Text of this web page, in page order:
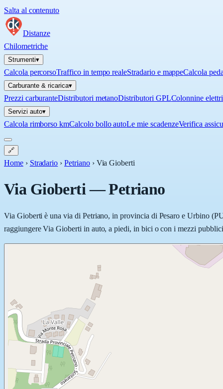
Salta al contenuto
Distanze
Chilometriche
Strumenti▾
Calcola percorsoTraffico in tempo realeStradario e mappeCalcola
Carburante & ricarica▾
Prezzi carburanteDistributori metanoDistributori GPLColonnine
Servizi auto▾
Calcola rimborso kmCalcolo bollo autoLe mie scadenzeVerifica
🔗
Home › Stradario › Petriano › Via Gioberti
Via Gioberti—Petriano
Via Gioberti è una via di Petriano, in provincia di Pesaro e Urbino
raggiungere Via Gioberti in auto, a piedi, in bici o con i mezzi